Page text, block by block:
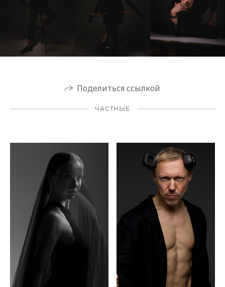
Поделиться ссылкой
ЧАСТНЫЕ